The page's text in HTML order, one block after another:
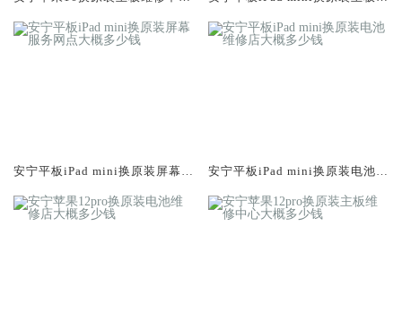
安宁平板iPad mini换原装屏幕服
安宁平板iPad mini换原装电池维